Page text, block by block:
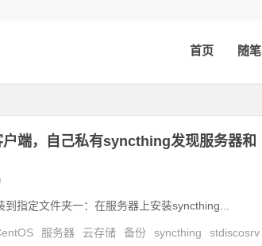
首页 随笔
端，自己私有syncthing发现服务器和
指定文件夹一：在服务器上安装syncthing...
服务器 云存储 备份 syncthing
stdiscosrv